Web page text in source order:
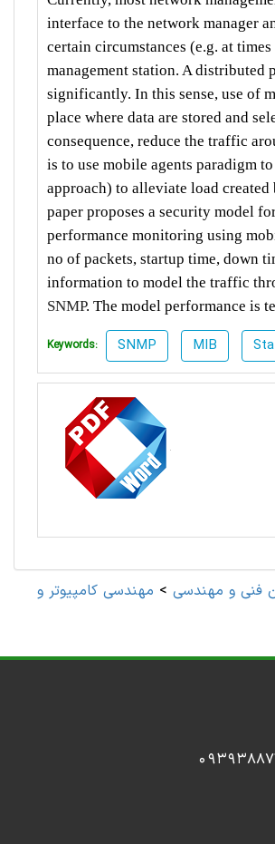
interface to the network manager
certain circumstances (e.g. at
management station. A distributed
significantly. In this sense, use of
place where data are stored and
consequence, reduce the traffic
is to use mobile agents paradigm
approach) to alleviate load
paper proposes a security model
performance monitoring using
no of packets, startup time, down
information to model the traffic
SNMP. The model performance is
Keywords: SNMP MIB
فنی و مهندسی >